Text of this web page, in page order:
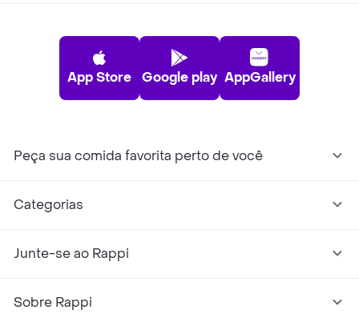
App Store Google play AppGallery
Peça sua comida favorita perto de você
Categorias
Junte-se ao Rappi
Sobre Rappi